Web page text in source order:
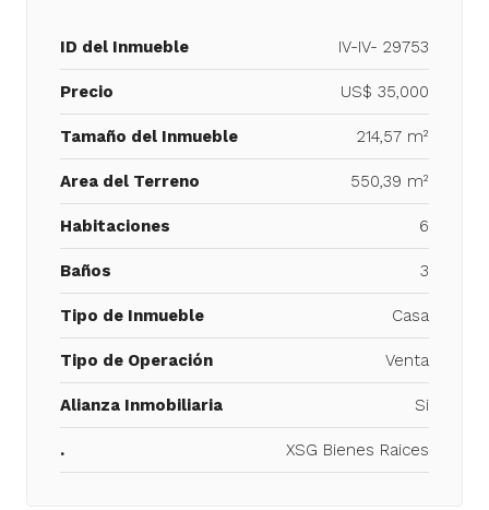
ID del Inmueble IV-IV- 29753
Precio US$ 35,000
Tamaño del Inmueble 214,57 m²
Area del Terreno 550,39 m²
Habitaciones 6
Baños 3
Tipo de Inmueble Casa
Tipo de Operación Venta
Alianza Inmobiliaria Si
. XSG Bienes Raices